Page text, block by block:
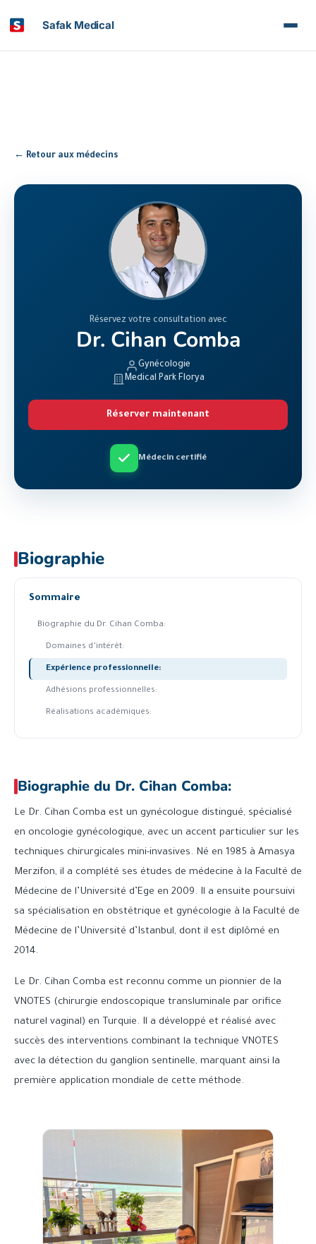
Safak Medical
← Retour aux médecins
Réservez votre consultation avec
Dr. Cihan Comba
Gynécologie
Medical Park Florya
Réserver maintenant
Médecin certifié
Biographie
Sommaire
Biographie du Dr. Cihan Comba:
Domaines d’intérêt:
Expérience professionnelle:
Adhésions professionnelles:
Réalisations académiques:
Biographie du Dr. Cihan Comba:
Le Dr. Cihan Comba est un gynécologue distingué, spécialisé
en oncologie gynécologique, avec un accent particulier sur les
techniques chirurgicales mini-invasives. Né en 1985 à Amasya
Merzifon, il a complété ses études de médecine à la Faculté de
Médecine de l’Université d’Ege en 2009. Il a ensuite poursuivi
sa spécialisation en obstétrique et gynécologie à la Faculté de
Médecine de l’Université d’Istanbul, dont il est diplômé en
2014.
Le Dr. Cihan Comba est reconnu comme un pionnier de la
VNOTES (chirurgie endoscopique transluminale par orifice
naturel vaginal) en Turquie. Il a développé et réalisé avec
succès des interventions combinant la technique VNOTES
avec la détection du ganglion sentinelle, marquant ainsi la
première application mondiale de cette méthode.